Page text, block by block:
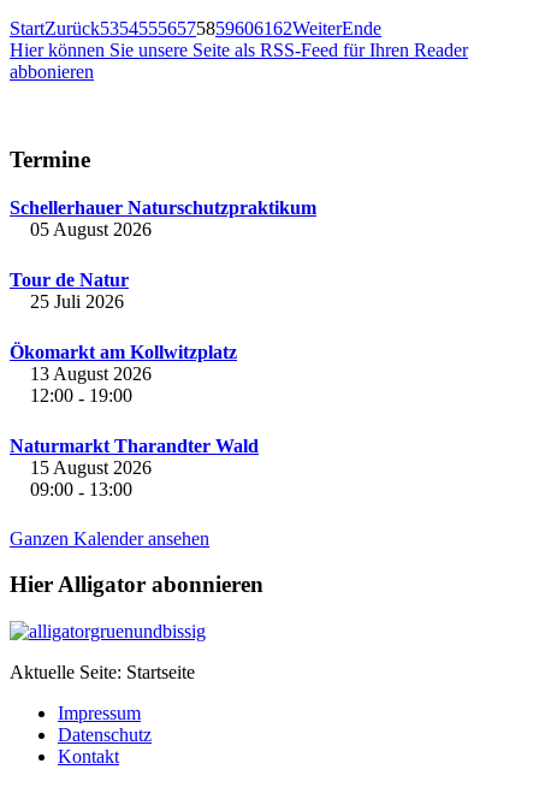
StartZurück53545556575859606162WeiterEnde
Hier können Sie unsere Seite als RSS-Feed für Ihren Reader
abbonieren
Termine
Schellerhauer Naturschutzpraktikum
05 August 2026
Tour de Natur
25 Juli 2026
Ökomarkt am Kollwitzplatz
13 August 2026
12:00 - 19:00
Naturmarkt Tharandter Wald
15 August 2026
09:00 - 13:00
Ganzen Kalender ansehen
Hier Alligator abonnieren
Aktuelle Seite: Startseite
Impressum
Datenschutz
Kontakt